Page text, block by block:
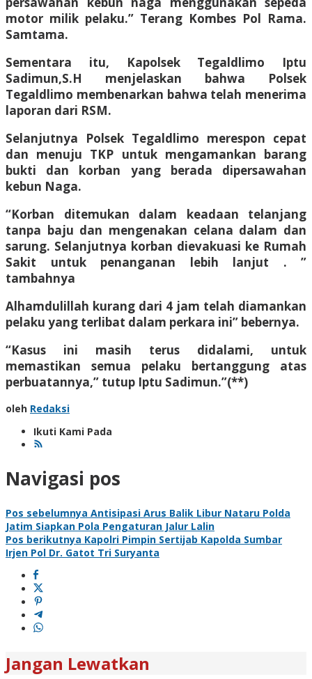
motor milik pelaku.” Terang Kombes Pol Rama.
Samtama.
Sementara itu, Kapolsek Tegaldlimo Iptu
Sadimun,S.H menjelaskan bahwa Polsek
Tegaldlimo membenarkan bahwa telah menerima
laporan dari RSM.
Selanjutnya Polsek Tegaldlimo merespon cepat
dan menuju TKP untuk mengamankan barang
bukti dan korban yang berada dipersawahan
kebun Naga.
“Korban ditemukan dalam keadaan telanjang
tanpa baju dan mengenakan celana dalam dan
sarung. Selanjutnya korban dievakuasi ke Rumah
Sakit untuk penanganan lebih lanjut . ”
tambahnya
Alhamdulillah kurang dari 4 jam telah diamankan
pelaku yang terlibat dalam perkara ini” bebernya.
“Kasus ini masih terus didalami, untuk
memastikan semua pelaku bertanggung atas
perbuatannya,” tutup Iptu Sadimun.”(**)
oleh Redaksi
Ikuti Kami Pada
Navigasi pos
Pos sebelumnya Antisipasi Arus Balik Libur Nataru Polda
Jatim Siapkan Pola Pengaturan Jalur Lalin
Pos berikutnya Kapolri Pimpin Sertijab Kapolda Sumbar
Irjen Pol Dr. Gatot Tri Suryanta
Jangan Lewatkan